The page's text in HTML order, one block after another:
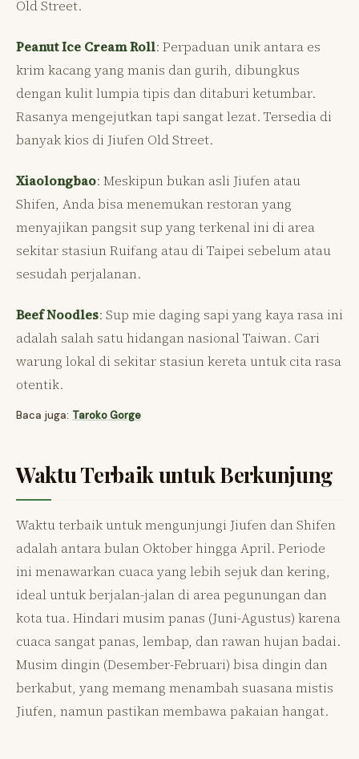
Old Street.
Peanut Ice Cream Roll: Perpaduan unik antara es
krim kacang yang manis dan gurih, dibungkus
dengan kulit lumpia tipis dan ditaburi ketumbar.
Rasanya mengejutkan tapi sangat lezat. Tersedia di
banyak kios di Jiufen Old Street.
Xiaolongbao: Meskipun bukan asli Jiufen atau
Shifen, Anda bisa menemukan restoran yang
menyajikan pangsit sup yang terkenal ini di area
sekitar stasiun Ruifang atau di Taipei sebelum atau
sesudah perjalanan.
Beef Noodles: Sup mie daging sapi yang kaya rasa ini
adalah salah satu hidangan nasional Taiwan. Cari
warung lokal di sekitar stasiun kereta untuk cita rasa
otentik.
Baca juga: Taroko Gorge
Waktu Terbaik untuk Berkunjung
Waktu terbaik untuk mengunjungi Jiufen dan Shifen
adalah antara bulan Oktober hingga April. Periode
ini menawarkan cuaca yang lebih sejuk dan kering,
ideal untuk berjalan-jalan di area pegunungan dan
kota tua. Hindari musim panas (Juni-Agustus) karena
cuaca sangat panas, lembap, dan rawan hujan badai.
Musim dingin (Desember-Februari) bisa dingin dan
berkabut, yang memang menambah suasana mistis
Jiufen, namun pastikan membawa pakaian hangat.